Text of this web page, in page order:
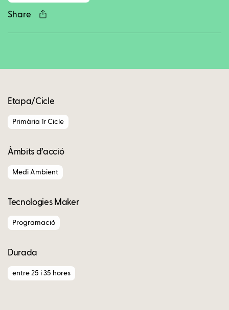
Share
Etapa/Cicle
Primària 1r Cicle
Àmbits d’acció
Medi Ambient
Tecnologies Maker
Programació
Durada
entre 25 i 35 hores